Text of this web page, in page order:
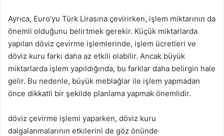
Ayrıca, Euro’yu Türk Lirasına çevirirken, işlem miktarının da
önemli olduğunu belirtmek gerekir. Küçük miktarlarda
yapılan döviz çevirme işlemlerinde, işlem ücretleri ve
döviz kuru farkı daha az etkili olabilir. Ancak büyük
miktarlarda işlem yapıldığında, bu farklar daha belirgin hale
gelir. Bu nedenle, büyük meblağlar ile işlem yapmadan
önce dikkatli bir şekilde planlama yapmak önemlidir.
döviz çevirme işlemi yaparken, döviz kuru
dalgalanmalarının etkilerini de göz önünde